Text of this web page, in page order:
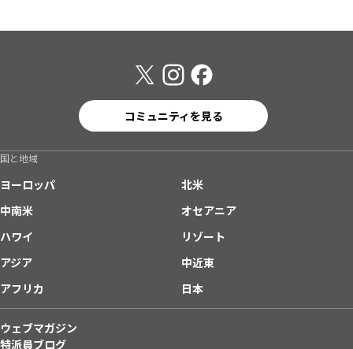
コミュニティを見る
国と地域
ヨーロッパ
北米
中南米
オセアニア
ハワイ
リゾート
アジア
中近東
アフリカ
日本
ウェブマガジン
特派員ブログ